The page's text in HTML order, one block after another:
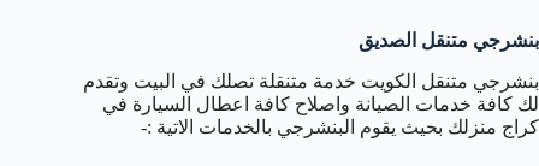
بنشرجي متنقل الصديق
بنشرجي متنقل الكويت خدمة متنقلة تصلك في البيت وتقدم
لك كافة خدمات الصيانة واصلاح كافة اعطال السيارة في
كراج منزلك بحيث يقوم البنشرجي بالخدمات الاتية :-